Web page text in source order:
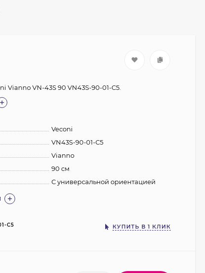
Vianno VN-43S 90 VN43S-90-01-C5.
Veconi
VN43S-90-01-C5
Vianno
90 см
С универсальной ориентацией
C5 КУПИТЬ В 1 КЛИК